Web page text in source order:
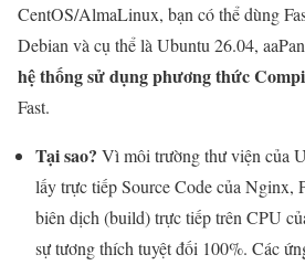
CentOS/AlmaLinux, bạn có thể dùng
Debian và cụ thể là Ubuntu 26.04,
hệ thống sử dụng phương thức
Fast.
Tại sao? Vì môi trường thư viện của
lấy trực tiếp Source Code của Nginx,
biên dịch (build) trực tiếp trên CPU
sự tương thích tuyệt đối 100%. Các